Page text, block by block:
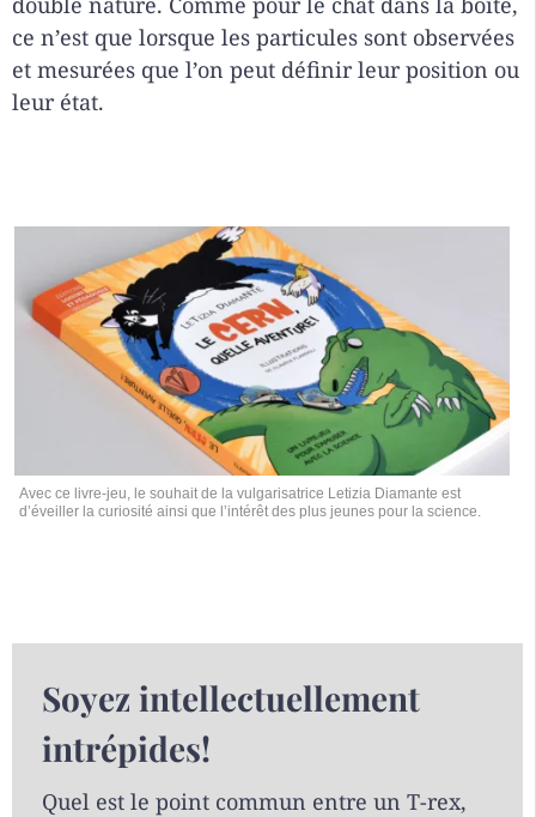
ce n’est que lorsque les particules sont observées
et mesurées que l’on peut définir leur position ou
leur état.
Avec ce livre-jeu, le souhait de la vulgarisatrice Letizia Diamante est
d’éveiller la curiosité ainsi que l’intérêt des plus jeunes pour la science.
Soyez intellectuellement
intrépides!
Quel est le point commun entre un T-rex,